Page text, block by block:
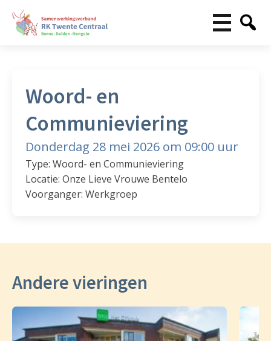
Woord- en
Communieviering
Donderdag 28 mei 2026 om 09:00 uur
Type: Woord- en Communieviering
Locatie: Onze Lieve Vrouwe Bentelo
Voorganger: Werkgroep
Andere vieringen